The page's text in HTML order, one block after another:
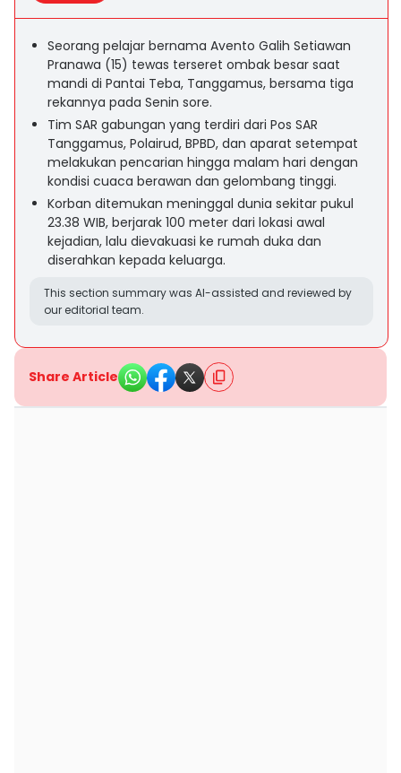
Seorang pelajar bernama Avento Galih Setiawan
Pranawa (15) tewas terseret ombak besar saat
mandi di Pantai Teba, Tanggamus, bersama tiga
rekannya pada Senin sore.
Tim SAR gabungan yang terdiri dari Pos SAR
Tanggamus, Polairud, BPBD, dan aparat setempat
melakukan pencarian hingga malam hari dengan
kondisi cuaca berawan dan gelombang tinggi.
Korban ditemukan meninggal dunia sekitar pukul
23.38 WIB, berjarak 100 meter dari lokasi awal
kejadian, lalu dievakuasi ke rumah duka dan
diserahkan kepada keluarga.
This section summary was AI-assisted and reviewed by
our editorial team.
Share Article